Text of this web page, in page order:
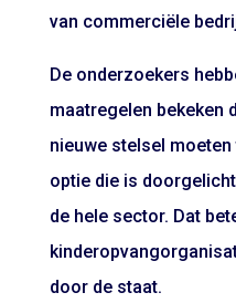
van commerciële
De onderzoekers
maatregelen bekeken
nieuwe stelsel
optie die is
de hele sector. Dat
door de staat.